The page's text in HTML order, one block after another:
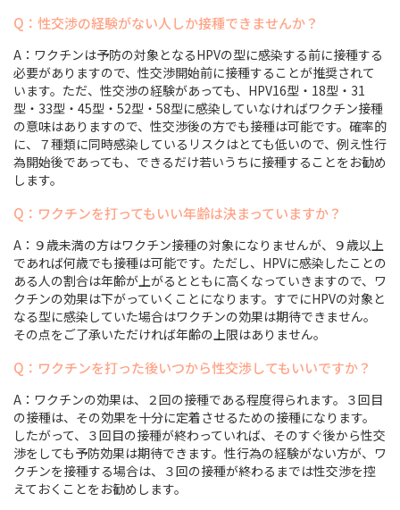
Q：性交渉の経験がない人しか接種できませんか？
A：ワクチンは予防の対象となるHPVの型に感染する前に接種する
必要がありますので、性交渉開始前に接種することが推奨されて
います。ただ、性交渉の経験があっても、HPV16型・18型・31
型・33型・45型・52型・58型に感染していなければワクチン接種
の意味はありますので、性交渉後の方でも接種は可能です。確率的
に、７種類に同時感染しているリスクはとても低いので、例え性行
為開始後であっても、できるだけ若いうちに接種することをお勧め
します。
Q：ワクチンを打ってもいい年齢は決まっていますか？
A：９歳未満の方はワクチン接種の対象になりませんが、９歳以上
であれば何歳でも接種は可能です。ただし、HPVに感染したことの
ある人の割合は年齢が上がるとともに高くなっていきますので、ワ
クチンの効果は下がっていくことになります。すでにHPVの対象と
なる型に感染していた場合はワクチンの効果は期待できません。
その点をご了承いただければ年齢の上限はありません。
Q：ワクチンを打った後いつから性交渉してもいいですか？
A：ワクチンの効果は、２回の接種である程度得られます。３回目
の接種は、その効果を十分に定着させるための接種になります。
したがって、３回目の接種が終わっていれば、そのすぐ後から性交
渉をしても予防効果は期待できます。性行為の経験がない方が、ワ
クチンを接種する場合は、３回の接種が終わるまでは性交渉を控
えておくことをお勧めします。